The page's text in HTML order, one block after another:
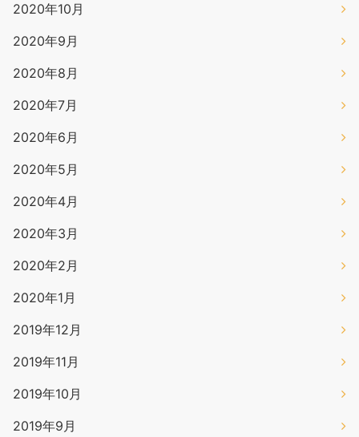
2020年10月
2020年9月
2020年8月
2020年7月
2020年6月
2020年5月
2020年4月
2020年3月
2020年2月
2020年1月
2019年12月
2019年11月
2019年10月
2019年9月